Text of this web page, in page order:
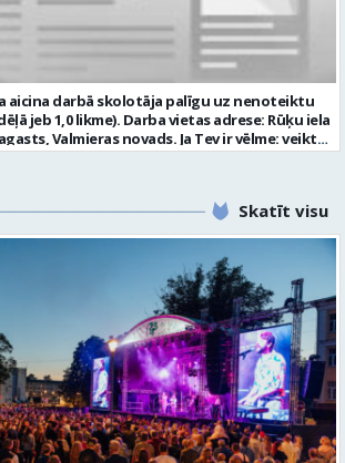
tiesību aizsardzības likuma noteiktajām
prasme patstāvīgi un mērķtiecīgi
psiholoģiskā noturība un augsta saskarsmes
noteikumiem Nr. 445 “Pedagogu darba
1057,05 EUR pirms nodokļu nomaksas; darba
apdrošināšanu pēc pārbaudes laika
un pieteikumu
Profesija: PIRMSSKOLAS
Darba vietas adrese: LATVIJA, Kalna
pag., Valmieras nov. Slodze: Nepilna slodze
/ Zinātne Pieteikto vietu skaits: 1 Aktuāla
auseklitis@valmiera.edu.lv 26856124
aicina darbā skolotāja palīgu uz nenoteiktu
jeb 1,0 likme). Darba vietas adrese: Rūķu iela
novads. Ja Tev ir vēlme: veikt
sadarboties ar grupas skolotājām, sniegt
inventāra tīrību un kārtību; un ja Tev
izglītība (vēlams praktiskā pieredze darbā
prasmes atbilstoši Valsts valodas likuma
prasme plānot, organizēt un kvalitatīvi
pozitīva, radoša un atbildīga
psiholoģiskā noturība un augsta saskarsmes
attieksme pret darbu; mēs
pārbaudes laikā 780,00 EUR pirms nodokļu
laika 850 EUR pirms nodokļu nomaksas;
pabalstu par labu darba sniegumu;
veselības apdrošināšanu pēc pārbaudes
sociālās garantijas atbilstoši darba
aktos noteiktajam; drošu, estētisku
darbības
Skatīt visu